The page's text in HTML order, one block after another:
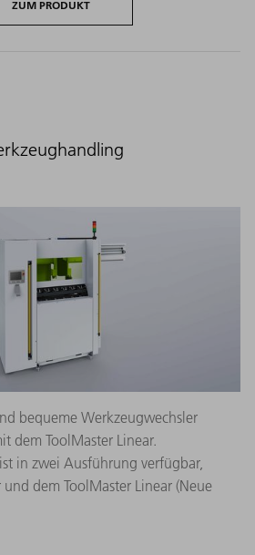
ZUM PRODUKT
bequeme Werkzeugwechsler
dem ToolMaster Linear.
in zwei Ausführung verfügbar,
dem ToolMaster Linear (Neue